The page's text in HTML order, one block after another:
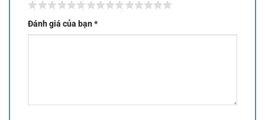
Đánh giá của bạn*